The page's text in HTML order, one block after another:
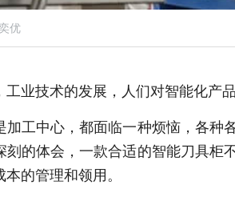
优
业技术的发展，人们对智能化产
加工中心，都面临一种烦恼，各种
刻的体会，一款合适的智能刀具柜
的管理和领用。